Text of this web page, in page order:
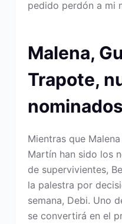
pedido perdón a mi
Malena,
Trapote,
nominados
Mientras que
Martín han sido los
de supervivientes,
la palestra por
semana, Debi. Uno
se convertirá en el